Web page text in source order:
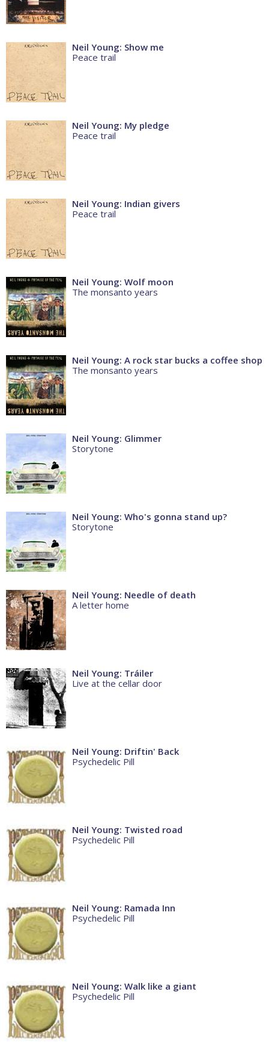
Neil Young: Show me
Peace trail
Neil Young: My pledge
Peace trail
Neil Young: Indian givers
Peace trail
Neil Young: Wolf moon
The monsanto years
Neil Young: A rock star bucks a coffee shop
The monsanto years
Neil Young: Glimmer
Storytone
Neil Young: Who's gonna stand up?
Storytone
Neil Young: Needle of death
A letter home
Neil Young: Tráiler
Live at the cellar door
Neil Young: Driftin' Back
Psychedelic Pill
Neil Young: Twisted road
Psychedelic Pill
Neil Young: Ramada Inn
Psychedelic Pill
Neil Young: Walk like a giant
Psychedelic Pill